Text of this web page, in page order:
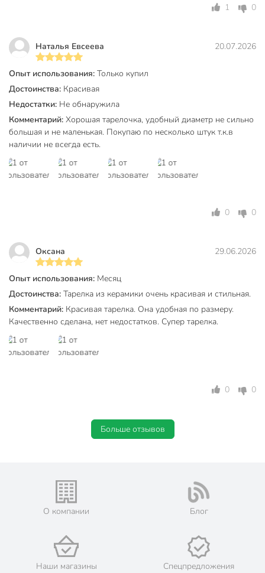
каймой, универсальным применением (обеденная,
сервировочная, подстановочная) и прочной керамикой, что
декоративных элементов.
Вы можете приобрести «Тарелка обеденная, керамика, 24
см, круглая, Кембридж, Daniks» и другие товары в нашем
интернет-магазине в Россоши по низким ценам и с
Техническая информация
Страна производства
Можно мыть в посудомоечной
машине
для мытья руками
Набор
поштучно
Использование в СВЧ
без крышки
обеденный
закусочный
сервировочный
мелкий
столовый
универсальный
1 0
Наталья Евсеева 20.07.2026
Опыт использования: Только купил
Достоинства: Красивая
Недостатки: Не обнаружила
Комментарий: Хорошая тарелочка, удобный диаметр не сильно
большая и не маленькая. Покупаю по несколько штук т.к.в
наличии не всегда есть.
0 0
Оксана 29.06.2026
Опыт использования: Месяц
Достоинства: Тарелка из керамики очень красивая и стильная.
Комментарий: Красивая тарелка. Она удобная по размеру.
Качественно сделана, нет недостатков. Супер тарелка.
0 0
Больше отзывов
О компании Блог
Наши магазины Спецпредложения